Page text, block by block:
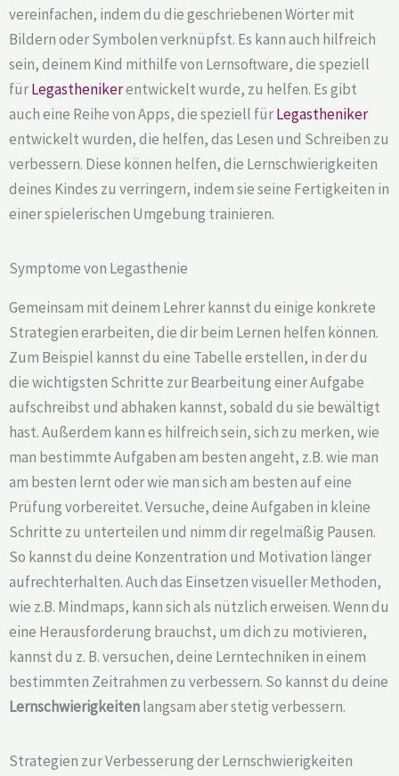
vereinfachen, indem du die geschriebenen Wörter mit
Bildern oder Symbolen verknüpfst. Es kann auch hilfreich
sein, deinem Kind mithilfe von Lernsoftware, die speziell
fürLegasthenikerentwickelt wurde, zu helfen. Es gibt
auch eine Reihe von Apps, die speziell fürLegastheniker
entwickelt wurden, die helfen, das Lesen und Schreiben zu
verbessern. Diese können helfen, die Lernschwierigkeiten
deines Kindes zu verringern, indem sie seine Fertigkeiten in
einer spielerischen Umgebung trainieren.
Symptome von Legasthenie
Gemeinsam mit deinem Lehrer kannst du einige konkrete
Strategien erarbeiten, die dir beim Lernen helfen können.
Zum Beispiel kannst du eine Tabelle erstellen, in der du
die wichtigsten Schritte zur Bearbeitung einer Aufgabe
aufschreibst und abhaken kannst, sobald du sie bewältigt
hast. Außerdem kann es hilfreich sein, sich zu merken, wie
man bestimmte Aufgaben am besten angeht, z.B. wie man
am besten lernt oder wie man sich am besten auf eine
Prüfung vorbereitet. Versuche, deine Aufgaben in kleine
Schritte zu unterteilen und nimm dir regelmäßig Pausen.
So kannst du deine Konzentration und Motivation länger
aufrechterhalten. Auch das Einsetzen visueller Methoden,
wie z.B. Mindmaps, kann sich als nützlich erweisen. Wenn du
eine Herausforderung brauchst, um dich zu motivieren,
kannst du z. B. versuchen, deine Lerntechniken in einem
bestimmten Zeitrahmen zu verbessern. So kannst du deine
Lernschwierigkeitenlangsam aber stetig verbessern.
Strategien zur Verbesserung der Lernschwierigkeiten